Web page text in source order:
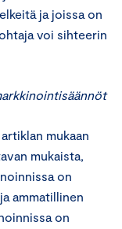
ja joissa on
voi sihteerin
mukaan
mukaista,
on
ammatillinen
on